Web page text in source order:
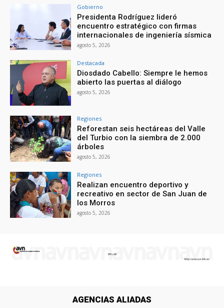
Gobierno
Presidenta Rodríguez lideró
encuentro estratégico con firmas
internacionales de ingeniería sísmica
agosto 5, 2026
Destacada
Diosdado Cabello: Siempre le hemos
abierto las puertas al diálogo
agosto 5, 2026
Regiones
Reforestan seis hectáreas del Valle
del Turbio con la siembra de 2.000
árboles
agosto 5, 2026
Regiones
Realizan encuentro deportivo y
recreativo en sector de San Juan de
los Morros
agosto 5, 2026
AGENCIAS ALIADAS